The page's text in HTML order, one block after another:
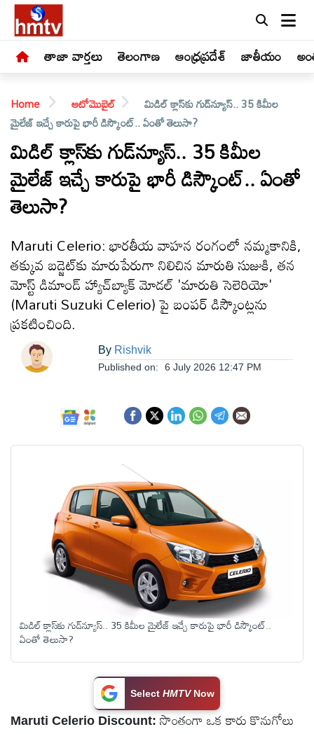
తాజా వార్తలు తెలంగాణ ఆంధ్రప్రదేశ్ జాతీయం
LIVE
తాజా
తెలంగాణ
ఆంధ్రప్రదేశ్
అంతర్జాతీయం
వ్యాపారం
Home ఆటోమొబైల్
మిడిల్ క్లాస్‌కు గుడ్‌న్యూస్.. 35 కిమీల
మైలేజ్ ఇచ్చే కారుపై భారీ డిస్కౌంట్.. ఏంతో తెలుసా?
మిడిల్ క్లాస్‌కు గుడ్‌న్యూస్.. 35 కిమీల
మైలేజ్ ఇచ్చే కారుపై భారీ డిస్కౌంట్.. ఏంతో
తెలుసా?
Maruti Celerio: భారతీయ వాహన రంగంలో నమ్మకానికి,
తక్కువ బడ్జెట్‌కు మారుపేరుగా నిలిచిన మారుతి సుజుకి, తన
మోస్ట్ డిమాండ్ హ్యాచ్‌బ్యాక్ మోడల్ 'మారుతి సెలెరియో'
(Maruti Suzuki Celerio) పై బంపర్ డిస్కౌంట్లను
ప్రకటించింది.
By Rishvik
Published on: 6 July 2026 12:47 PM
మిడిల్ క్లాస్‌కు గుడ్‌న్యూస్.. 35 కిమీల మైలేజ్ ఇచ్చే కారుపై భారీ డిస్కౌంట్..
ఏంతో తెలుసా?
Select HMTVNow
Maruti Celerio Discount:సొంతంగా ఒక కారు కొనుగోలు